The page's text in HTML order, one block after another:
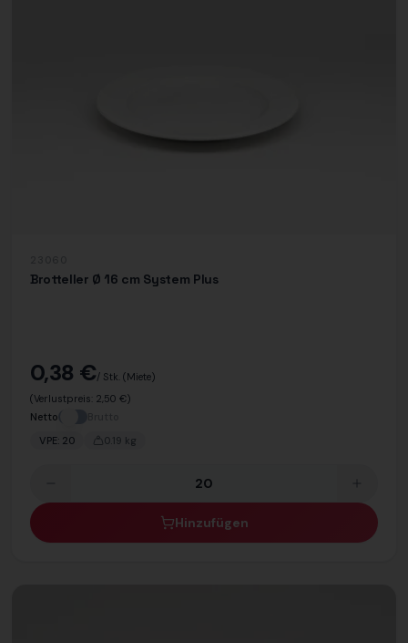
Brotteller Ø 16 cm System Plus
0,38 €/ Stk.(Miete)
(Verlustpreis: 2,50 €)
Netto
VPE: 20 0.19 kg
Hinzufügen